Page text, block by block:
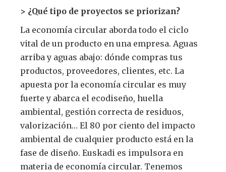
> ¿Qué tipo de proyectos se priorizan?
La economía circular aborda todo el ciclo
vital de un producto en una empresa. Aguas
arriba y aguas abajo: dónde compras tus
productos, proveedores, clientes, etc. La
apuesta por la economía circular es muy
fuerte y abarca el ecodiseño, huella
ambiental, gestión correcta de residuos,
valorización… El 80 por ciento del impacto
ambiental de cualquier producto está en la
fase de diseño. Euskadi es impulsora en
materia de economía circular. Tenemos